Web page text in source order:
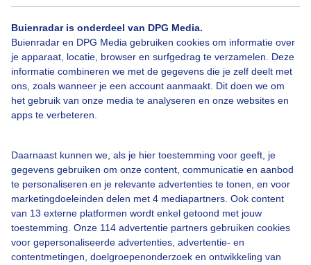
Buienradar is onderdeel van DPG Media.
Buienradar en DPG Media gebruiken cookies om informatie over
je apparaat, locatie, browser en surfgedrag te verzamelen. Deze
informatie combineren we met de gegevens die je zelf deelt met
ons, zoals wanneer je een account aanmaakt. Dit doen we om
het gebruik van onze media te analyseren en onze websites en
apps te verbeteren.
Daarnaast kunnen we, als je hier toestemming voor geeft, je
gegevens gebruiken om onze content, communicatie en aanbod
te personaliseren en je relevante advertenties te tonen, en voor
marketingdoeleinden delen met 4 mediapartners. Ook content
van 13 externe platformen wordt enkel getoond met jouw
toestemming. Onze 114 advertentie partners gebruiken cookies
voor gepersonaliseerde advertenties, advertentie- en
contentmetingen, doelgroepenonderzoek en ontwikkeling van
Bekijk slideshow
Over Buienradar